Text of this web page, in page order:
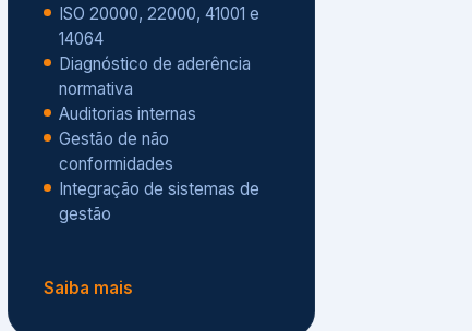
ISO 20000, 22000, 41001 e
14064
Diagnóstico de aderência
normativa
Auditorias internas
Gestão de não
conformidades
Integração de sistemas de
gestão
Saiba mais